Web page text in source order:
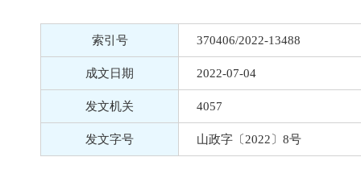
索引号 370406/2022-13488
成文日期 2022-07-04
发文机关 4057
发文字号 山政字〔2022〕8号